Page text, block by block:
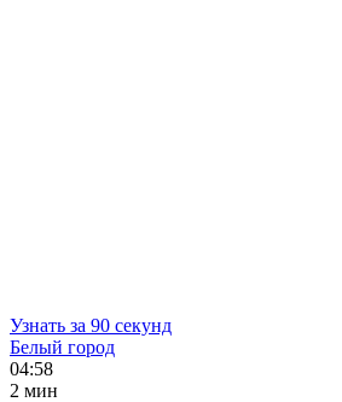
Узнать за 90 секунд
Белый город
04:58
2 мин